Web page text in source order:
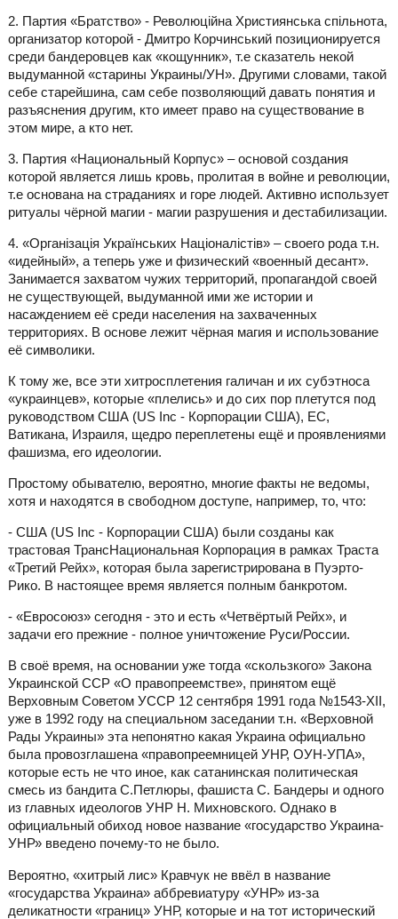
2. Партия «Братство» - Революційна Християнська спільнота,
организатор которой - Дмитро Корчинський позиционируется
среди бандеровцев как «кощунник», т.е сказатель некой
выдуманной «старины Украины/УН». Другими словами, такой
себе старейшина, сам себе позволяющий давать понятия и
разъяснения другим, кто имеет право на существование в
этом мире, а кто нет.
3. Партия «Национальный Корпус» – основой создания
которой является лишь кровь, пролитая в войне и революции,
т.е основана на страданиях и горе людей. Активно использует
ритуалы чёрной магии - магии разрушения и дестабилизации.
4. «Організація Українських Націоналістів» – своего рода т.н.
«идейный», а теперь уже и физический «военный десант».
Занимается захватом чужих территорий, пропагандой своей
не существующей, выдуманной ими же истории и
насаждением её среди населения на захваченных
территориях. В основе лежит чёрная магия и использование
её символики.
К тому же, все эти хитросплетения галичан и их субэтноса
«украинцев», которые «плелись» и до сих пор плетутся под
руководством США (US Inc - Корпорации США), ЕС,
Ватикана, Израиля, щедро переплетены ещё и проявлениями
фашизма, его идеологии.
Простому обывателю, вероятно, многие факты не ведомы,
хотя и находятся в свободном доступе, например, то, что:
- США (US Inc - Корпорации США) были созданы как
трастовая ТрансНациональная Корпорация в рамках Траста
«Третий Рейх», которая была зарегистрирована в Пуэрто-
Рико. В настоящее время является полным банкротом.
- «Евросоюз» сегодня - это и есть «Четвёртый Рейх», и
задачи его прежние - полное уничтожение Руси/России.
В своё время, на основании уже тогда «скользкого» Закона
Украинской ССР «О правопреемстве», принятом ещё
Верховным Советом УССР 12 сентября 1991 года №1543-ХІІ,
уже в 1992 году на специальном заседании т.н. «Верховной
Рады Украины» эта непонятно какая Украина официально
была провозглашена «правопреемницей УНР, ОУН-УПА»,
которые есть не что иное, как сатанинская политическая
смесь из бандита С.Петлюры, фашиста С. Бандеры и одного
из главных идеологов УНР Н. Михновского. Однако в
официальный обиход новое название «государство Украина-
УНР» введено почему-то не было.
Вероятно, «хитрый лис» Кравчук не ввёл в название
«государства Украина» аббревиатуру «УНР» из-за
деликатности «границ» УНР, которые и на тот исторический